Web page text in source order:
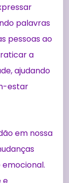
palavras
pessoas ao
a
ajudando
estar
em nossa
e